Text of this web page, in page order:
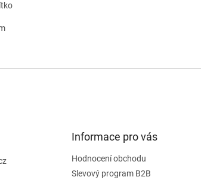
Informace pro vás
Hodnocení obchodu
Slevový program B2B